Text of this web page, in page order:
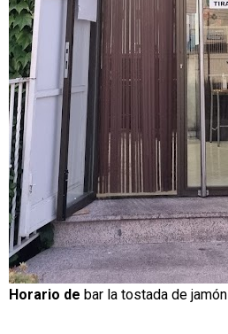
Horario de bar la tostada de jamón